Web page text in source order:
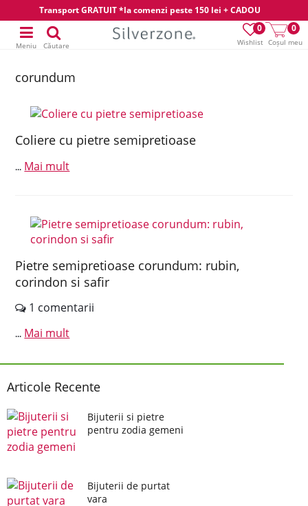
Transport GRATUIT *la comenzi peste 150 lei + CADOU
Wishlist
0
Coșul meu
0
Meniu Căutare
corundum
Coliere cu pietre semipretioase
... Mai mult
Pietre semipretioase corundum: rubin,
corindon si safir
1 comentarii
... Mai mult
Articole Recente
Bijuterii si pietre
pentru zodia gemeni
Bijuterii de purtat
vara